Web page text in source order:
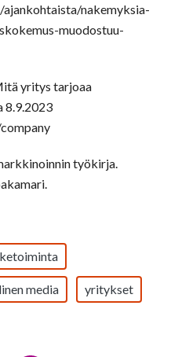
nakemyksia-
muodostuu-
yritys tarjoaa
8.9.2023
työkirja.
media yritykset